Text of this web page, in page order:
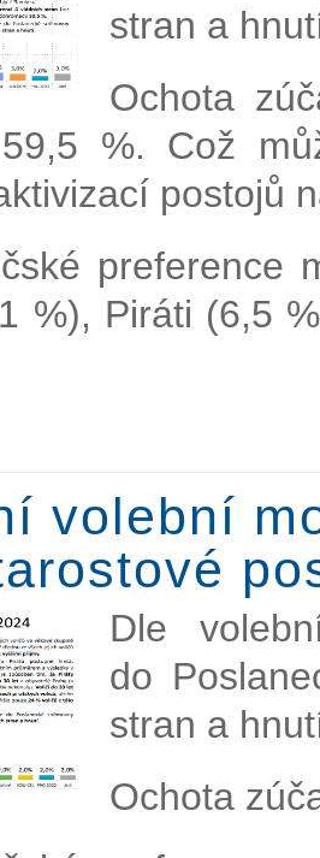
stran a
Ochota
%. Což
postojů
preference
%), Piráti (6,5
volební
Dle
do
stran a
Ochota